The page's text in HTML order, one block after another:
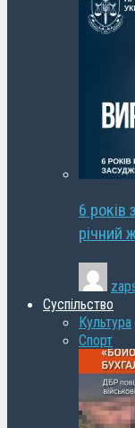
6
річний
Суспільство
Культура
Спорт